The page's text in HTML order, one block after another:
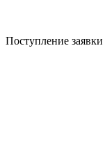
Поступление заявки